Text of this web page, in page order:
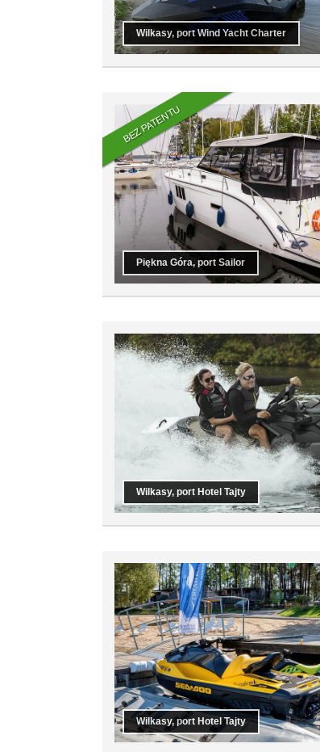
Wilkasy, port Wind Yacht Charter
BEZ PATENTU
Piękna Góra, port Sailor
Wilkasy, port Hotel Tajty
Wilkasy, port Hotel Tajty